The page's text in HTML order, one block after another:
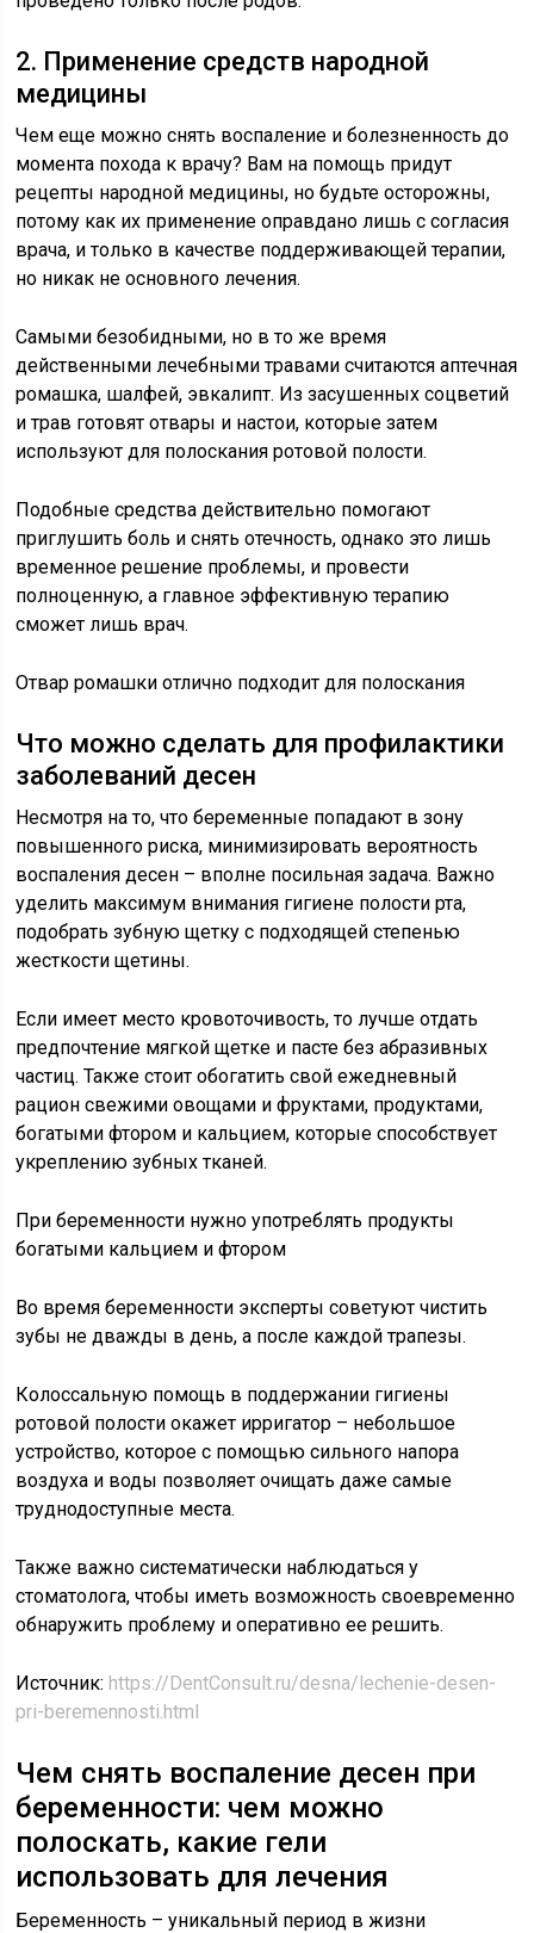
2. Применение средств народной
медицины
Чем еще можно снять воспаление и болезненность до
момента похода к врачу? Вам на помощь придут
рецепты народной медицины, но будьте осторожны,
потому как их применение оправдано лишь с согласия
врача, и только в качестве поддерживающей терапии,
но никак не основного лечения.
Самыми безобидными, но в то же время
действенными лечебными травами считаются аптечная
ромашка, шалфей, эвкалипт. Из засушенных соцветий
и трав готовят отвары и настои, которые затем
используют для полоскания ротовой полости.
Подобные средства действительно помогают
приглушить боль и снять отечность, однако это лишь
временное решение проблемы, и провести
полноценную, а главное эффективную терапию
сможет лишь врач.
Отвар ромашки отлично подходит для полоскания
Что можно сделать для профилактики
заболеваний десен
Несмотря на то, что беременные попадают в зону
повышенного риска, минимизировать вероятность
воспаления десен – вполне посильная задача. Важно
уделить максимум внимания гигиене полости рта,
подобрать зубную щетку с подходящей степенью
жесткости щетины.
Если имеет место кровоточивость, то лучше отдать
предпочтение мягкой щетке и пасте без абразивных
частиц. Также стоит обогатить свой ежедневный
рацион свежими овощами и фруктами, продуктами,
богатыми фтором и кальцием, которые способствует
укреплению зубных тканей.
При беременности нужно употреблять продукты
богатыми кальцием и фтором
Во время беременности эксперты советуют чистить
зубы не дважды в день, а после каждой трапезы.
Колоссальную помощь в поддержании гигиены
ротовой полости окажет ирригатор – небольшое
устройство, которое с помощью сильного напора
воздуха и воды позволяет очищать даже самые
труднодоступные места.
Также важно систематически наблюдаться у
стоматолога, чтобы иметь возможность своевременно
обнаружить проблему и оперативно ее решить.
Источник: https://DentConsult.ru/desna/lechenie-desen-
pri-beremennosti.html
Чем снять воспаление десен при
беременности: чем можно
полоскать, какие гели
использовать для лечения
Беременность – уникальный период в жизни